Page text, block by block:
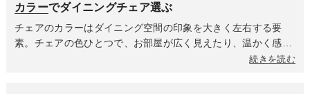
減します。
かかることなく、隅々までスムーズに掃除してくれること。手
で掃除機をかける時も、チェアをいちいち動かす手間が省ける
ので、毎日の家事がぐんと楽になります。
りとした肌触りが魅力で、汚れてもサッと拭けてお手入れが楽
なのがポイント。木材は時代や流行に左右されない普遍的な美
しさと、使うほどに味わいを増す魅力に満ちています。自然素
材ならではの安心感は、ダイニングでの時間をよりリラックス
カラーでダイニングチェア選ぶ
チェアのカラーはダイニング空間の印象を大きく左右する要
素。チェアの色ひとつで、お部屋が広く見えたり、温かく感じ
られたり、スタイリッシュなカフェのようになったりします。
続きを読む